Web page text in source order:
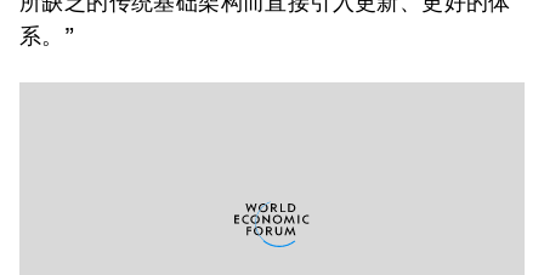
系。”